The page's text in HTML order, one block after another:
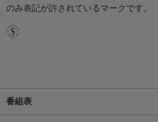
のみ表記が許されているマークです。
番組表